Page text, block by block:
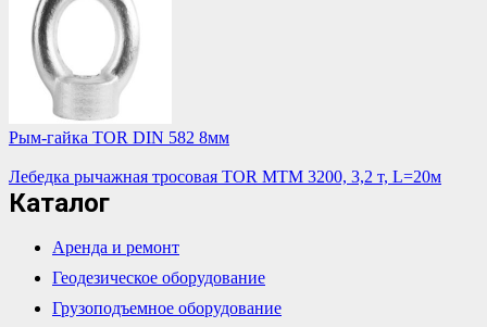
Рым-гайка TOR DIN 582 8мм
Лебедка рычажная тросовая TOR МТМ 3200, 3,2 т, L=20м
Каталог
Аренда и ремонт
Геодезическое оборудование
Грузоподъемное оборудование